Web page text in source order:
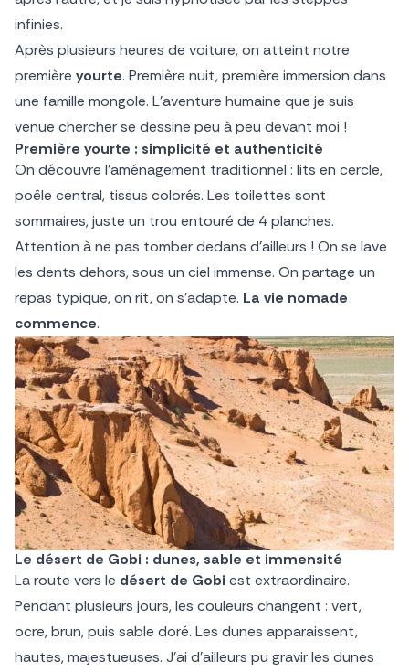
infinies.
Après plusieurs heures de voiture, on atteint notre
première yourte. Première nuit, première immersion dans
une famille mongole. L’aventure humaine que je suis
venue chercher se dessine peu à peu devant moi !
Première yourte : simplicité et authenticité
On découvre l’aménagement traditionnel : lits en cercle,
poêle central, tissus colorés. Les toilettes sont
sommaires, juste un trou entouré de 4 planches.
Attention à ne pas tomber dedans d’ailleurs ! On se lave
les dents dehors, sous un ciel immense. On partage un
repas typique, on rit, on s’adapte. La vie nomade
commence.
Le désert de Gobi : dunes, sable et immensité
La route vers le désert de Gobi est extraordinaire.
Pendant plusieurs jours, les couleurs changent : vert,
ocre, brun, puis sable doré. Les dunes apparaissent,
hautes, majestueuses. J’ai d’ailleurs pu gravir les dunes